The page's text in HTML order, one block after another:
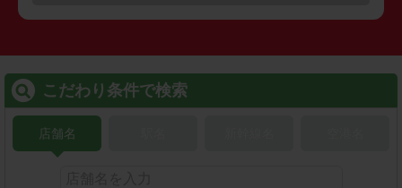
こだわり条件で検索
店舗名